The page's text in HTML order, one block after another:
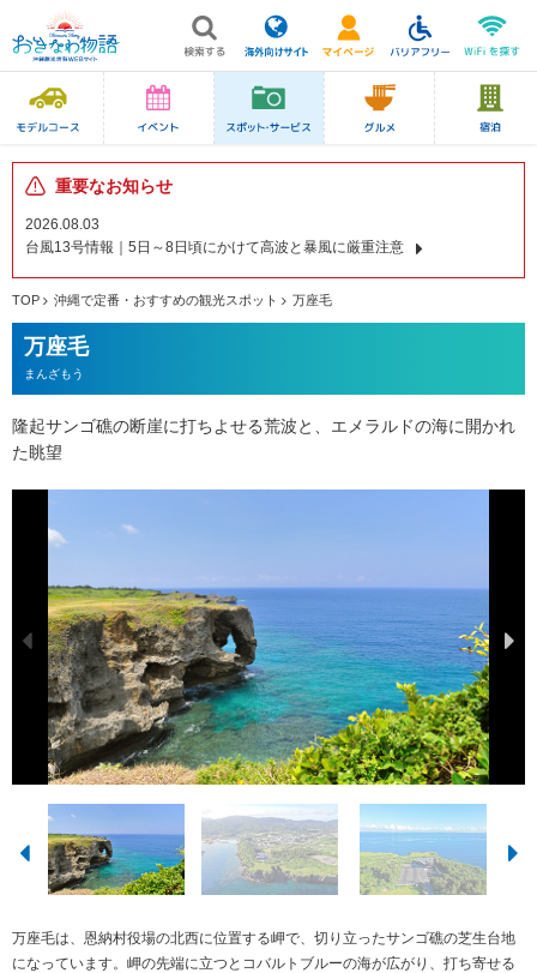
重要なお知らせ
2026.08.03
台風13号情報｜5日～8日頃にかけて高波と暴風に厳重注意
TOP 沖縄で定番・おすすめの観光スポット 万座毛
万座毛
まんざもう
隆起サンゴ礁の断崖に打ちよせる荒波と、エメラルドの海に開かれ
た眺望
万座毛は、恩納村役場の北西に位置する岬で、切り立ったサンゴ礁の芝生台地
になっています。岬の先端に立つとコバルトブルーの海が広がり、打ち寄せる